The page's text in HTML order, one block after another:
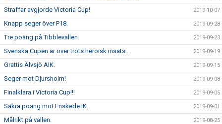
Straffar avgjorde Victoria Cup! 2019-10-07
Knapp seger över P18. 2019-09-28
Tre poäng på Tibblevallen. 2019-09-23
Svenska Cupen är över trots heroisk insats.. 2019-09-19
Grattis Älvsjö AIK. 2019-09-15
Seger mot Djursholm! 2019-09-08
Finalklara i Victoria Cup!!! 2019-09-05
Säkra poäng mot Enskede IK. 2019-09-01
Målrikt på vallen. 2019-08-25